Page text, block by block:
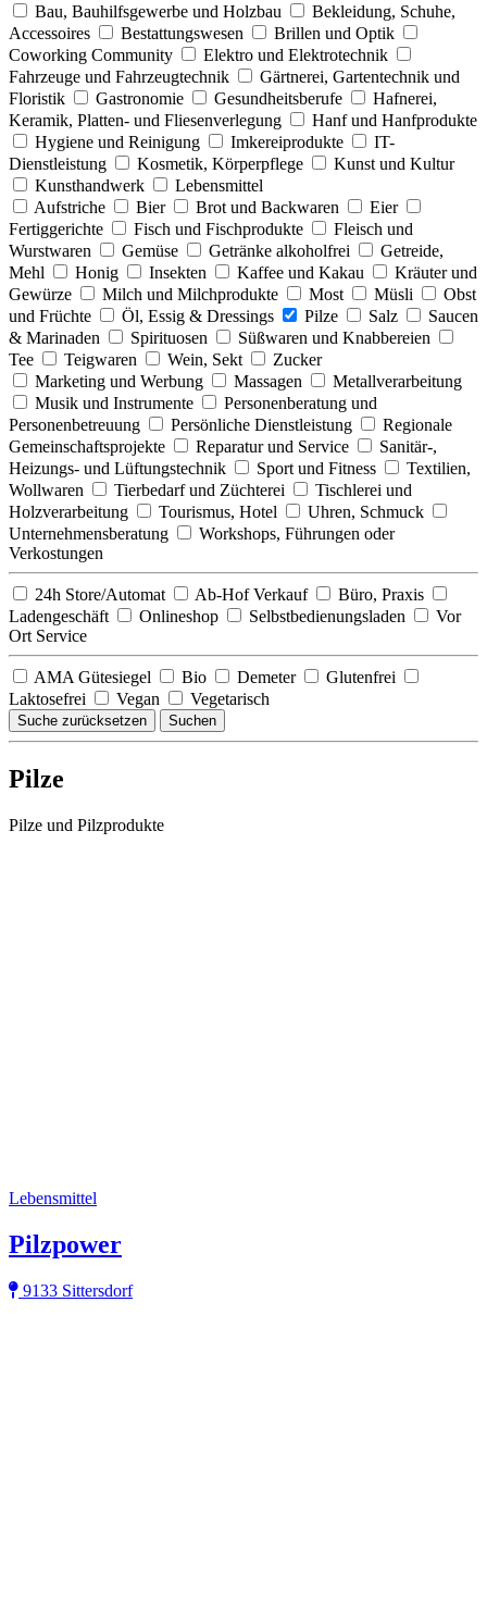
Bau, Bauhilfsgewerbe und Holzbau
Bekleidung, Schuhe,
Accessoires
Bestattungswesen
Brillen und Optik
Coworking Community
Elektro und Elektrotechnik
Fahrzeuge und Fahrzeugtechnik
Gärtnerei, Gartentechnik und
Floristik
Gastronomie Gesundheitsberufe
Hafnerei,
Keramik, Platten- und Fliesenverlegung
Hanf und Hanfprodukte
Hygiene und Reinigung
Imkereiprodukte
IT-
Dienstleistung
Kosmetik, Körperpflege
Kunst und Kultur
Kunsthandwerk
Lebensmittel
Aufstriche
Bier Brot und Backwaren
Eier
Fertiggerichte
Fisch und Fischprodukte
Fleisch und
Wurstwaren
Gemüse Getränke alkoholfrei
Getreide,
Mehl
Honig Insekten Kaffee und Kakau
Kräuter und
Gewürze
Milch und Milchprodukte Most Müsli
Obst
und Früchte
Öl, Essig & Dressings Pilze Salz
Saucen
& Marinaden
Spirituosen
Süßwaren und Knabbereien
Tee
Teigwaren Wein, Sekt
Zucker
Marketing und Werbung
Massagen
Metallverarbeitung
Musik und Instrumente
Personenberatung und
Personenbetreuung
Persönliche Dienstleistung
Regionale
Gemeinschaftsprojekte
Reparatur und Service
Sanitär-,
Heizungs- und Lüftungstechnik
Sport und Fitness
Textilien,
Wollwaren
Tierbedarf und Züchterei
Tischlerei und
Holzverarbeitung
Tourismus, Hotel
Uhren, Schmuck
Unternehmensberatung
Workshops, Führungen oder
Verkostungen
24h Store/Automat Ab-Hof Verkauf
Büro, Praxis
Ladengeschäft
Onlineshop Selbstbedienungsladen
Vor
Ort Service
AMA Gütesiegel Bio Demeter
Glutenfrei
Laktosefrei
Vegan Vegetarisch
Suche zurücksetzen Suchen
Pilze
Pilze und Pilzprodukte
Lebensmittel
Pilzpower
9133 Sittersdorf